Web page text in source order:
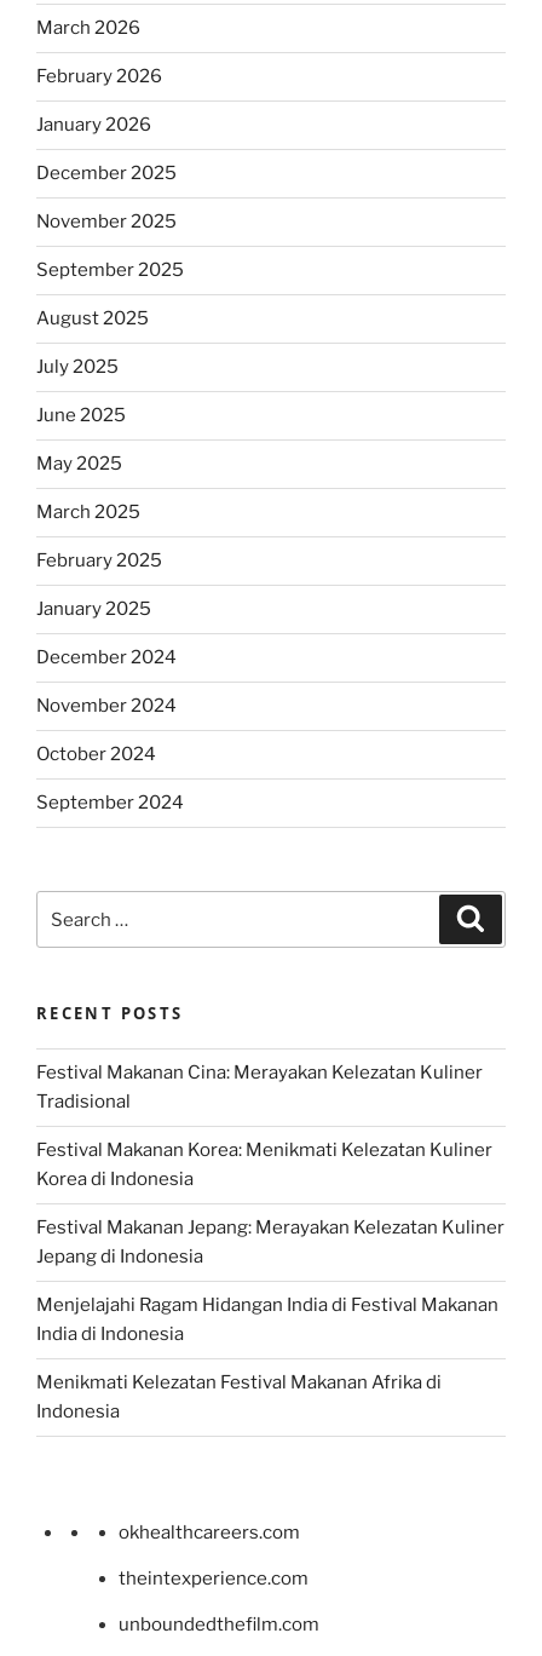
March 2026
February 2026
January 2026
December 2025
November 2025
September 2025
August 2025
July 2025
June 2025
May 2025
March 2025
February 2025
January 2025
December 2024
November 2024
October 2024
September 2024
for:
RECENT POSTS
Festival Makanan Cina: Merayakan Kelezatan Kuliner
Tradisional
Festival Makanan Korea: Menikmati Kelezatan Kuliner
Korea di Indonesia
Festival Makanan Jepang: Merayakan Kelezatan Kuliner
Jepang di Indonesia
Menjelajahi Ragam Hidangan India di Festival Makanan
India di Indonesia
Menikmati Kelezatan Festival Makanan Afrika di
Indonesia
okhealthcareers.com
theintexperience.com
unboundedthefilm.com